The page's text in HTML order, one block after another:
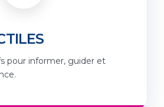
pour informer, guider et